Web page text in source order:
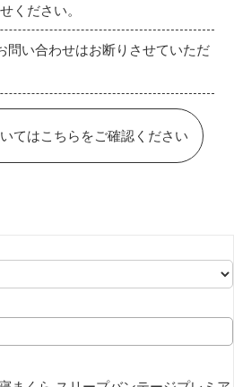
ください。
問い合わせはお断りさせていただ
てはこちらをご確認ください